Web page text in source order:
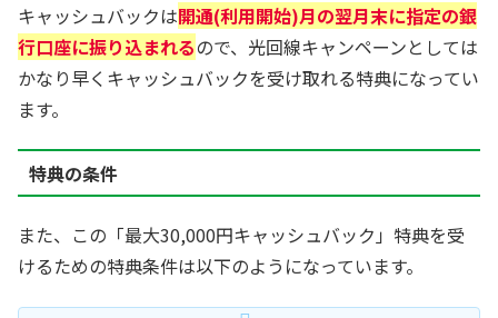
キャッシュバックは開通(利用開始)月の翌月末に指定の銀
行口座に振り込まれるので、光回線キャンペーンとしては
かなり早くキャッシュバックを受け取れる特典になってい
ます。
特典の条件
また、この「最大30,000円キャッシュバック」特典を受
けるための特典条件は以下のようになっています。